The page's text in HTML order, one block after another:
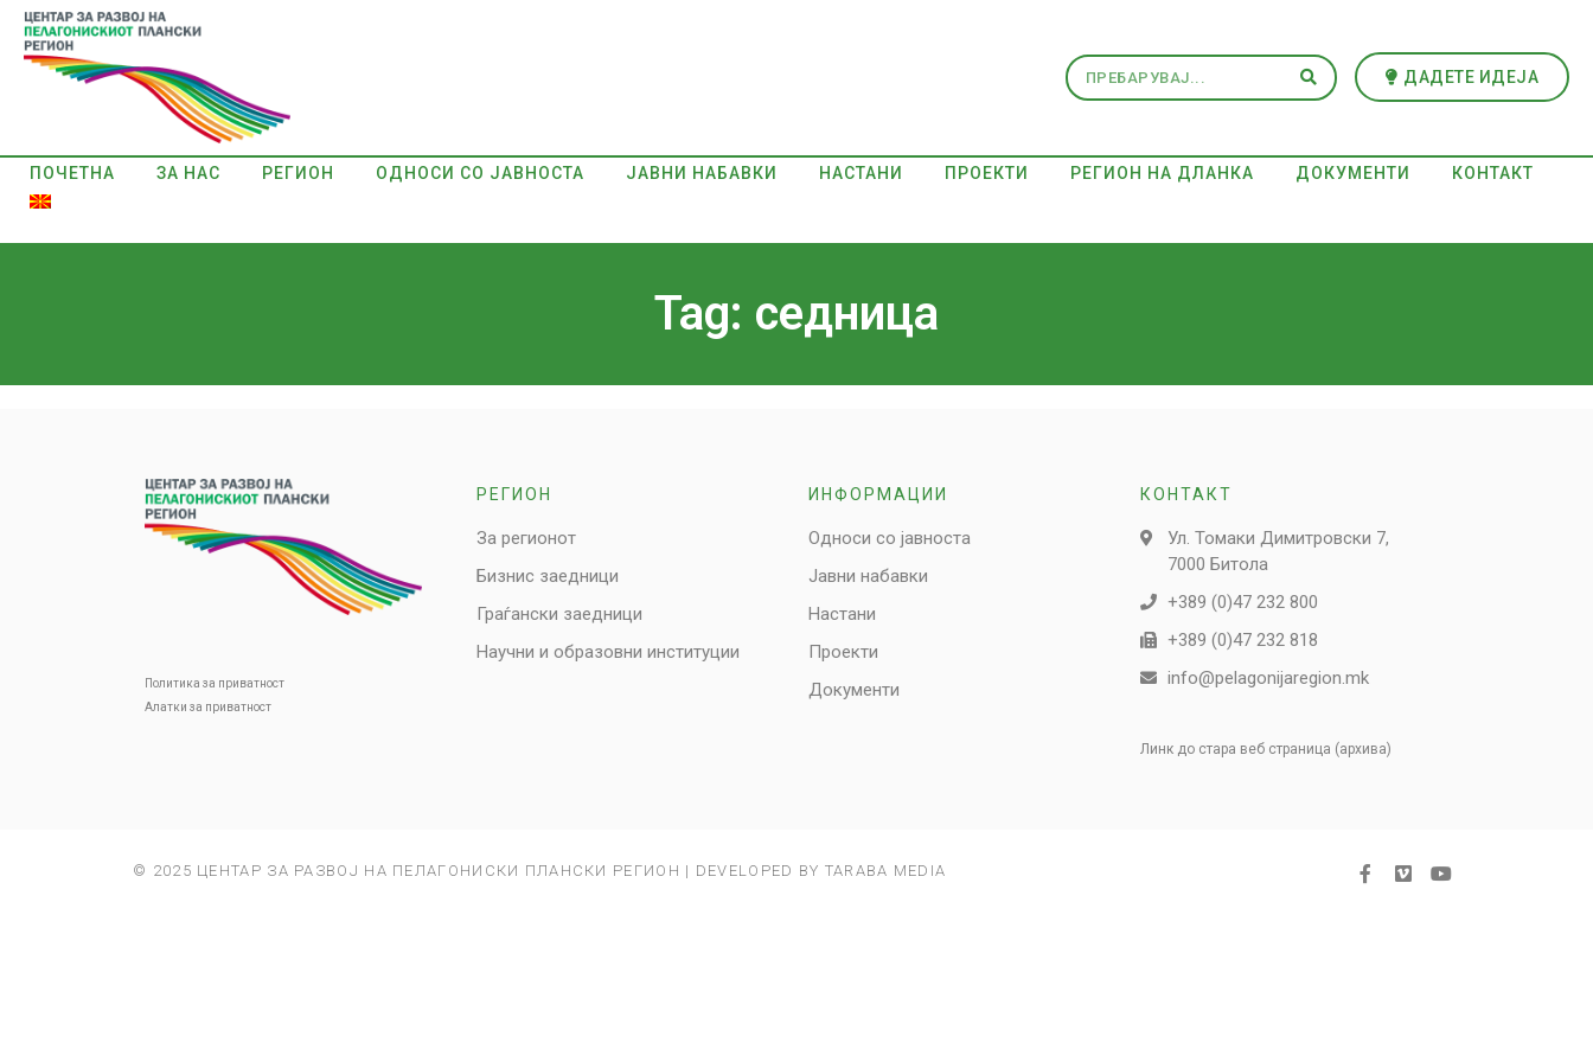
ДАДЕТЕ ИДЕЈА
ПОЧЕТНА ЗА НАС РЕГИОН ОДНОСИ СО ЈАВНОСТА ЈАВНИ НАБАВКИ НАСТАНИ ПРОЕКТИ РЕГИОН НА ДЛАНКА ДОКУМЕНТИ КОНТАКТ
Tag: седница
Политика за приватност
Алатки за приватност
РЕГИОН
За регионот
Бизнис заедници
Граѓански заедници
Научни и образовни институции
ИНФОРМАЦИИ
Односи со јавноста
Јавни набавки
Настани
Проекти
Документи
КОНТАКТ
Ул. Томаки Димитровски 7,
7000 Битола
+389 (0)47 232 800
+389 (0)47 232 818
info@pelagonijaregion.mk
Линк до стара веб страница (архива)
© 2025 ЦЕНТАР ЗА РАЗВОЈ НА ПЕЛАГОНИСКИ ПЛАНСКИ РЕГИОН | DEVELOPED BY TARABA MEDIA